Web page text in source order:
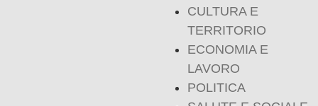
CULTURA E
TERRITORIO
ECONOMIA E
LAVORO
POLITICA